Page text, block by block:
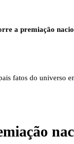
a premiação
fatos do universo